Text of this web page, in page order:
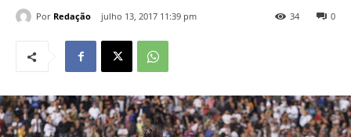
Por Redação julho 13, 2017 11:39 pm 0
34